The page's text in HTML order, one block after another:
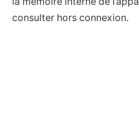
consulter hors connexion.